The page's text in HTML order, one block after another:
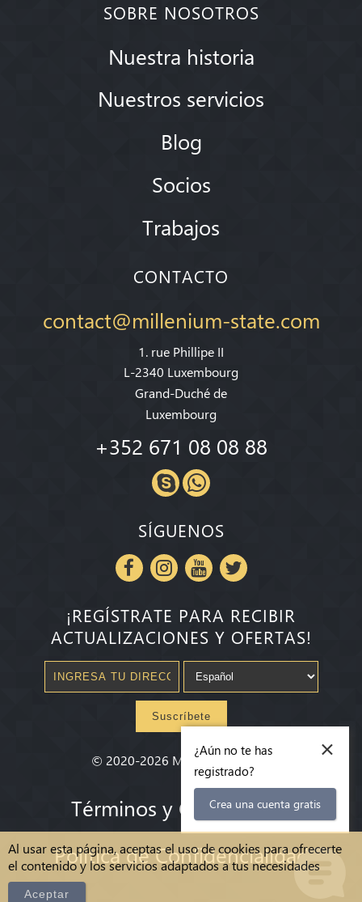
Al usar esta página, aceptas el uso de cookies para ofrecerte
el contenido y los servicios adaptados a tus necesidades
Aceptar
SOBRE NOSOTROS
Nuestra historia
Nuestros servicios
Blog
Socios
Trabajos
CONTACTO
contact@millenium-state.com
1. rue Phillipe II
L-2340 Luxembourg
Grand-Duché de
Luxembourg
+352 671 08 08 88
SÍGUENOS
¡REGÍSTRATE PARA RECIBIR
ACTUALIZACIONES Y OFERTAS!
Suscríbete
© 2020-2026 Millenium State®
Términos y Condiciones
Política de Confidencialidad
×
¿Aún no te has
registrado?
Crea una cuenta gratis